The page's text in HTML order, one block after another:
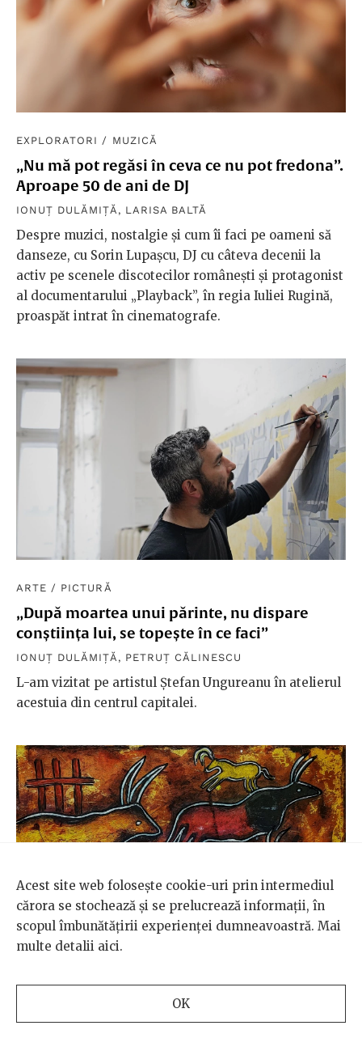
EXPLORATORI / MUZICĂ
„Nu mă pot regăsi în ceva ce nu pot fredona”.
Aproape 50 de ani de DJ
IONUȚ DULĂMIȚĂ , LARISA BALTĂ
Despre muzici, nostalgie și cum îi faci pe oameni să
danseze, cu Sorin Lupașcu, DJ cu câteva decenii la
activ pe scenele discotecilor românești și protagonist
al documentarului „Playback”, în regia Iuliei Rugină,
proaspăt intrat în cinematografe.
ARTE / PICTURĂ
„După moartea unui părinte, nu dispare
conștiința lui, se topește în ce faci”
IONUȚ DULĂMIȚĂ , PETRUȚ CĂLINESCU
L-am vizitat pe artistul Ștefan Ungureanu în atelierul
acestuia din centrul capitalei.
Roxilein, Ruxandra și vacile din Weiten
IONUȚ DULĂMIȚĂ,RUXANDRA NOVAC
Acest site web folosește cookie-uri prin intermediul
cărora se stochează și se prelucrează informații, în
scopul îmbunătățirii experienței dumneavoastră. Mai
multe detalii aici.
OK